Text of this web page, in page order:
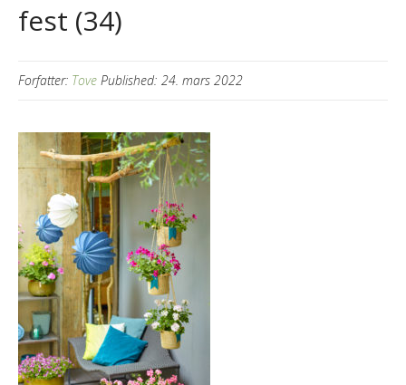
fest (34)
Forfatter: Tove Published: 24. mars 2022